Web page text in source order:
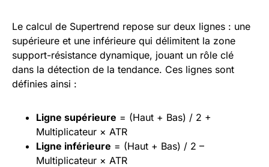
Le calcul de Supertrend repose sur deux lignes : une
supérieure et une inférieure qui délimitent la zone
support-résistance dynamique, jouant un rôle clé
dans la détection de la tendance. Ces lignes sont
définies ainsi :
Ligne supérieure = (Haut + Bas) / 2 +
Multiplicateur × ATR
Ligne inférieure = (Haut + Bas) / 2 –
Multiplicateur × ATR